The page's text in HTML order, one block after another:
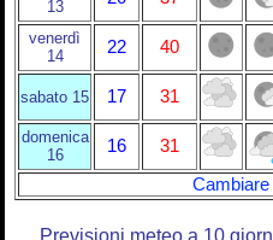
13
venerdì
14
22 40
sabato 15 17 31
domenica
16
16
31
Cambiare
Previsioni meteo a 10